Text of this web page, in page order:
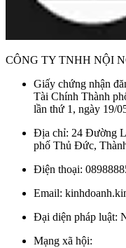
CÔNG TY TNHH NỘI
Giấy chứng nhận
Tài Chính Thành
lần thứ 1, ngày 19/
Địa chỉ: 24 Đường
phố Thủ Đức,
Điện thoại:
Email:
Đại diện pháp
Mạng xã hội: